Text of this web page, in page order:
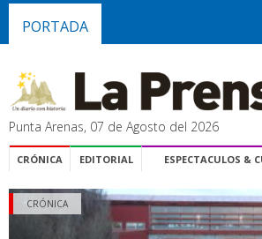
PORTADA
Punta Arenas, 07 de Agosto del 2026
CRÓNICA EDITORIAL ESPECTACULOS &
CRÓNICA